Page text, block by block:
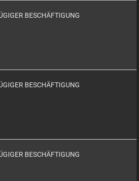
BESCHÄFTIGUNG
BESCHÄFTIGUNG
BESCHÄFTIGUNG